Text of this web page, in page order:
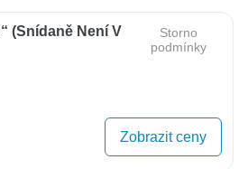
(Snídaně Není V
Storno
podmínky
Zobrazit ceny